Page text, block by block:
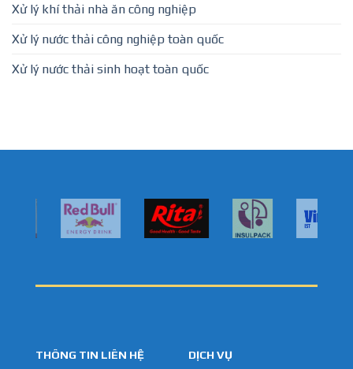
Xử lý khí thải nhà ăn công nghiệp
Xử lý nước thải công nghiệp toàn quốc
Xử lý nước thải sinh hoạt toàn quốc
THÔNG TIN LIÊN HỆ
DỊCH VỤ